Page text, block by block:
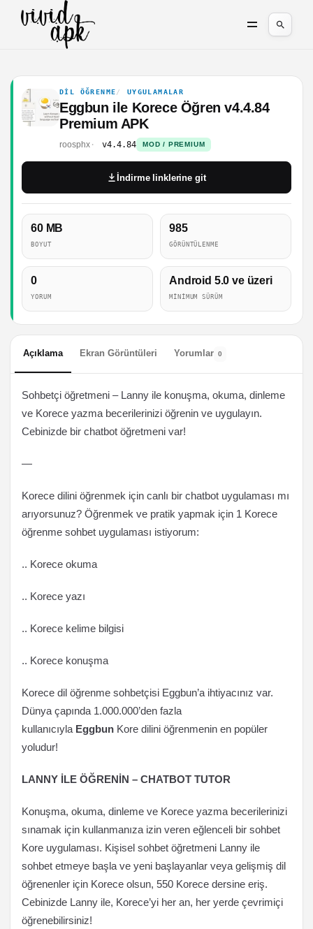
DIL ÖĞRENME UYGULAMALAR
Eggbun ile Korece Öğren v4.4.84
Premium APK
roosphx v4.4.84 MOD / PREMIUM
60 MB
BOYUT
985
GÖRÜNTÜLENME
0
YORUM
Android 5.0 ve üzeri
MINIMUM SÜRÜM
İndirme linklerine git
Açıklama Ekran Görüntüleri Yorumlar 0
Sohbetçi öğretmeni – Lanny ile konuşma, okuma, dinleme
ve Korece yazma becerilerinizi öğrenin ve uygulayın.
Cebinizde bir chatbot öğretmeni var!
—
Korece dilini öğrenmek için canlı bir chatbot uygulaması mı
arıyorsunuz? Öğrenmek ve pratik yapmak için 1 Korece
öğrenme sohbet uygulaması istiyorum:
.. Korece okuma
.. Korece yazı
.. Korece kelime bilgisi
.. Korece konuşma
Korece dil öğrenme sohbetçisi Eggbun’a ihtiyacınız var.
Dünya çapında 1.000.000’den fazla
kullanıcıyla Eggbun Kore dilini öğrenmenin en popüler
yoludur!
LANNY İLE ÖĞRENİN – CHATBOT TUTOR
Konuşma, okuma, dinleme ve Korece yazma becerilerinizi
sınamak için kullanmanıza izin veren eğlenceli bir sohbet
Kore uygulaması. Kişisel sohbet öğretmeni Lanny ile
sohbet etmeye başla ve yeni başlayanlar veya gelişmiş dil
öğrenenler için Korece olsun, 550 Korece dersine eriş.
Cebinizde Lanny ile, Korece’yi her an, her yerde çevrimiçi
öğrenebilirsiniz!